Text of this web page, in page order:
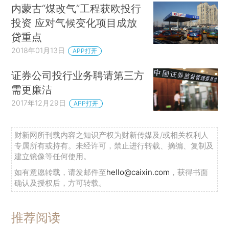
内蒙古“煤改气”工程获欧投行
投资 应对气候变化项目成放
贷重点
2018年01月13日 APP打开
证券公司投行业务聘请第三方
需更廉洁
2017年12月29日 APP打开
财新网所刊载内容之知识产权为财新传媒及/或相关权利人
专属所有或持有。未经许可，禁止进行转载、摘编、复制及
建立镜像等任何使用。
如有意愿转载，请发邮件至hello@caixin.com ，获得书面
确认及授权后，方可转载。
推荐阅读